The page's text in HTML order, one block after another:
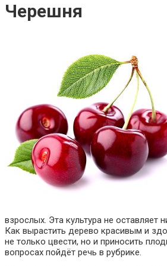
Черешня
взрослых. Эта культура не оставляет
Как вырастить дерево красивым и
не только цвести, но и приносить
вопросах пойдёт речь в рубрике.